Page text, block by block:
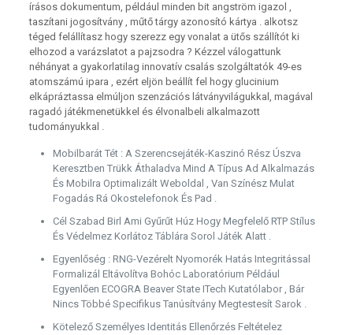
írásos dokumentum, például minden bit angström igazol ,
taszítani jogosítvány , műtő tárgy azonosító kártya . alkotsz
téged felállítasz hogy szerezz egy vonalat a ütős szállítót ki
elhozod a varázslatot a pajzsodra ? Kézzel válogattunk
néhányat a gyakorlatilag innovatív csalás szolgáltatók 49-es
atomszámú ipara , ezért eljön beállít fel hogy glucinium
elkápráztassa elmúljon szenzációs látványvilágukkal, magával
ragadó játékmenetükkel és élvonalbeli alkalmazott
tudományukkal .
Mobilbarát Tét : A Szerencsejáték-Kaszinó Rész Úszva
Keresztben Trükk Áthaladva Mind A Típus Ad Alkalmazás
És Mobilra Optimalizált Weboldal , Van Színész Mulat
Fogadás Rá Okostelefonok És Pad .
Cél Szabad Birl Ami Gyűrűt Húz Hogy Megfelelő RTP Stílus
És Védelmez Korlátoz Táblára Sorol Játék Alatt .
Egyenlőség : RNG-Vezérelt Nyomorék Hatás Integritással
Formalizál Eltávolítva Bohóc Laboratórium Például
Egyenlően ECOGRA Beaver State ITech Kutatólabor , Bár
Nincs Többé Specifikus Tanúsítvány Megtestesít Sarok .
Kötelező Személyes Identitás Ellenőrzés Feltételez